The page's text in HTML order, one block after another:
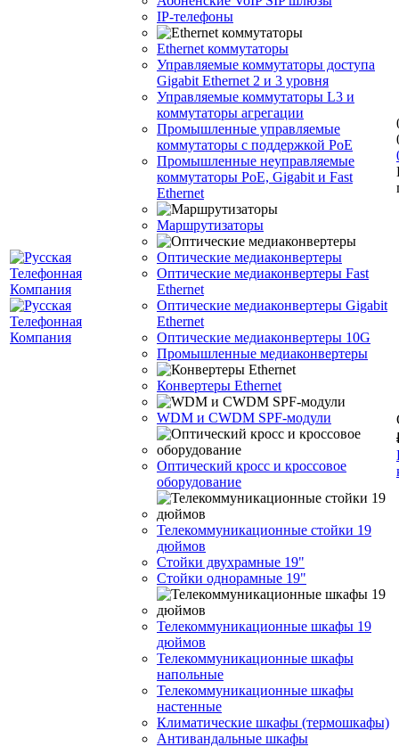
IP-телефоны
Ethernet коммутаторы
Управляемые коммутаторы доступа
Gigabit Ethernet 2 и 3 уровня
Управляемые коммутаторы L3 и
коммутаторы агрегации
Промышленные управляемые
коммутаторы с поддержкой PoE
Промышленные неуправляемые
коммутаторы PoE, Gigabit и Fast
Ethernet
Маршрутизаторы
Оптические медиаконвертеры
Оптические медиаконвертеры Fast
Ethernet
Оптические медиаконвертеры Gigabit
Ethernet
Оптические медиаконвертеры 10G
Промышленные медиаконвертеры
Конвертеры Ethernet
WDM и CWDM SPF-модули
Оптический кросс и кроссовое
оборудование
Телекоммуникационные стойки 19
дюймов
Стойки двухрамные 19"
Стойки однорамные 19"
Телекоммуникационные шкафы 19
дюймов
Телекоммуникационные шкафы
напольные
Телекоммуникационные шкафы
настенные
Климатические шкафы (термошкафы)
Антивандальные шкафы